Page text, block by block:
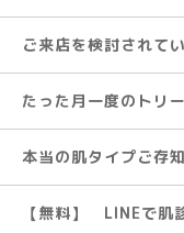
ご来店を検討されて
たった月一度のトリ
本当の肌タイプご存
【無料】 LINEで肌